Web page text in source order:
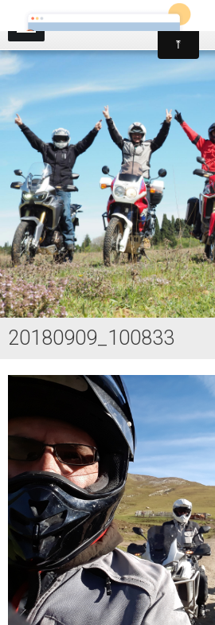
AFRICA TWIN TROPHY
Accueil
20180909_100833